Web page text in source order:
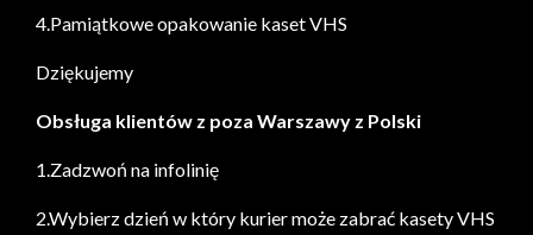
4.Pamiątkowe opakowanie kaset VHS
Dziękujemy
Obsługa klientów z poza Warszawy z Polski
1.Zadzwoń na infolinię
2.Wybierz dzień w który kurier może zabrać kasety VHS